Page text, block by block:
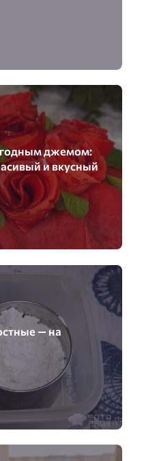
джемом:
и вкусный
— на